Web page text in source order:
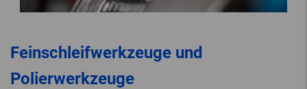
Feinschleifwerkzeuge und
Polierwerkzeuge